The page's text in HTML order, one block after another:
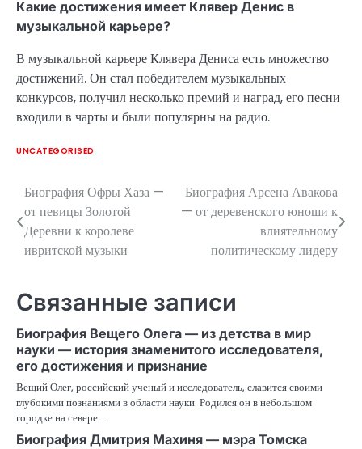
Какие достижения имеет Клявер Денис в
музыкальной карьере?
В музыкальной карьере Клявера Дениса есть множество
достижений. Он стал победителем музыкальных
конкурсов, получил несколько премий и наград, его песни
входили в чарты и были популярны на радио.
UNCATEGORISED
Навигация
по
записям
Биография Офры Хаза —
от певицы Золотой
Деревни к королеве
ивритской музыки
Биография Арсена Авакова
— от деревенского юноши к
влиятельному
политическому лидеру
Связанные записи
Биография Вещего Олега — из детства в мир
науки — история знаменитого исследователя,
его достижения и признание
Вещий Олег, российский ученый и исследователь, славится своими
глубокими познаниями в области науки. Родился он в небольшом
городке на севере…
Биография Дмитрия Махиня — мэра Томска